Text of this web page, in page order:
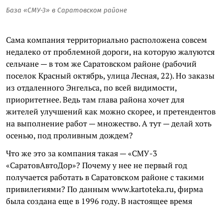
База «СМУ-3» в Саратовском районе
Сама компания территориально расположена совсем
недалеко от проблемной дороги, на которую жалуются
сельчане — в том же Саратовском районе (рабочий
поселок Красный октябрь, улица Лесная, 22). Но заказы
из отдаленного Энгельса, по всей видимости,
приоритетнее. Ведь там глава района хочет для
жителей улучшений как можно скорее, и претендентов
на выполнение работ — множество. А тут — делай хоть
осенью, под проливным дождем?
Что же это за компания такая — «СМУ-3
«СаратовАвтоДор»? Почему у нее не первый год
получается работать в Саратовском районе с такими
привилегиями? По данным www.kartoteka.ru, фирма
была создана еще в 1996 году. В настоящее время